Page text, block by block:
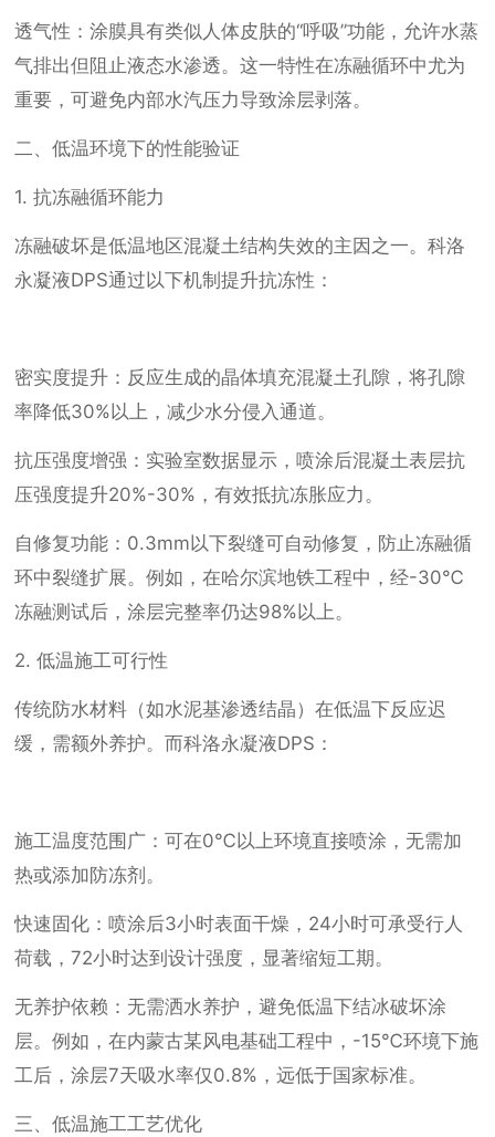
透气性：涂膜具有类似人体皮肤的“呼吸”功能，允许水蒸
气排出但阻止液态水渗透。这一特性在冻融循环中尤为
重要，可避免内部水汽压力导致涂层剥落。
二、低温环境下的性能验证
1. 抗冻融循环能力
冻融破坏是低温地区混凝土结构失效的主因之一。科洛
永凝液DPS通过以下机制提升抗冻性：
密实度提升：反应生成的晶体填充混凝土孔隙，将孔隙
率降低30%以上，减少水分侵入通道。
抗压强度增强：实验室数据显示，喷涂后混凝土表层抗
压强度提升20%-30%，有效抵抗冻胀应力。
自修复功能：0.3mm以下裂缝可自动修复，防止冻融循
环中裂缝扩展。例如，在哈尔滨地铁工程中，经-30℃
冻融测试后，涂层完整率仍达98%以上。
2. 低温施工可行性
传统防水材料（如水泥基渗透结晶）在低温下反应迟
缓，需额外养护。而科洛永凝液DPS：
施工温度范围广：可在0℃以上环境直接喷涂，无需加
热或添加防冻剂。
快速固化：喷涂后3小时表面干燥，24小时可承受行人
荷载，72小时达到设计强度，显著缩短工期。
无养护依赖：无需洒水养护，避免低温下结冰破坏涂
层。例如，在内蒙古某风电基础工程中，-15℃环境下施
工后，涂层7天吸水率仅0.8%，远低于国家标准。
三、低温施工工艺优化